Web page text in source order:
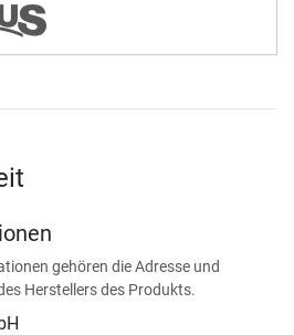
gehören die Adresse und
Herstellers des Produkts.